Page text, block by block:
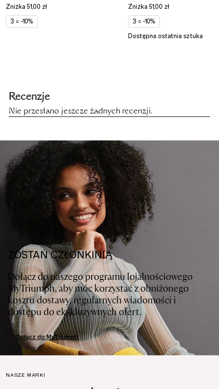
Zniżka 51,00 zł
3 = -10%
Zniżka 51,00 zł
3 = -10%
Dostępna ostatnia sztuka
ZOSTAŃ CZŁONKINIĄ
Dołącz do naszego programu lojalnościowego
MyTriumph, aby móc korzystać z obniżonego
kosztu dostawy, regularnych wiadomości i
dostępu do ekskluzywnych ofert.
Dołącz do MyTriumph
NASZE MARKI